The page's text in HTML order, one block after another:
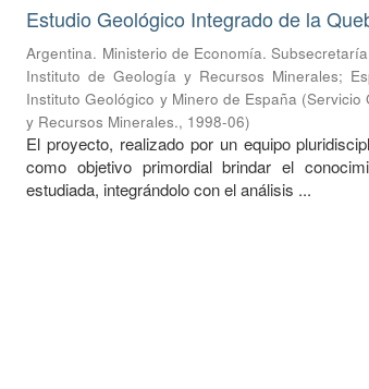
Estudio Geológico Integrado de la
Argentina. Ministerio de Economía.
Instituto de Geología y Recursos Minerales;
Instituto Geológico y Minero de España (Servicio
y Recursos Minerales., 1998-06)
El proyecto, realizado por un equipo
como objetivo primordial brindar el
estudiada, integrándolo con el análisis ...